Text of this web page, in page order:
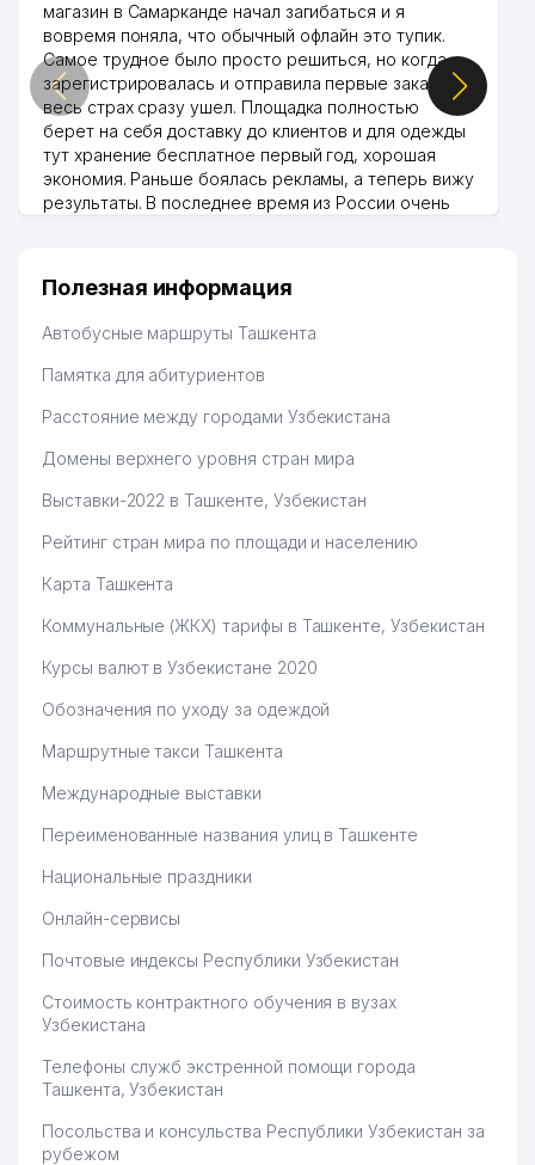
магазин в Самарканде начал загибаться и я
вовремя поняла, что обычный офлайн это тупик.
Самое трудное было просто решиться, но когда
зарегистрировалась и отправила первые заказы,
весь страх сразу ушел. Площадка полностью
берет на себя доставку до клиентов и для одежды
тут хранение бесплатное первый год, хорошая
экономия. Раньше боялась рекламы, а теперь вижу
результаты. В последнее время из России очень
Hamida 03.08.2026 12:45:39
Полезная информация
Автобусные маршруты Ташкента
Памятка для абитуриентов
Расстояние между городами Узбекистана
Домены верхнего уровня стран мира
Выставки-2022 в Ташкенте, Узбекистан
Рейтинг стран мира по площади и населению
Карта Ташкента
Коммунальные (ЖКХ) тарифы в Ташкенте, Узбекистан
Курсы валют в Узбекистане 2020
Обозначения по уходу за одеждой
Маршрутные такси Ташкента
Международные выставки
Переименованные названия улиц в Ташкенте
Национальные праздники
Онлайн-сервисы
Почтовые индексы Республики Узбекистан
Стоимость контрактного обучения в вузах
Узбекистана
Телефоны служб экстренной помощи города
Ташкента, Узбекистан
Посольства и консульства Республики Узбекистан за
рубежом